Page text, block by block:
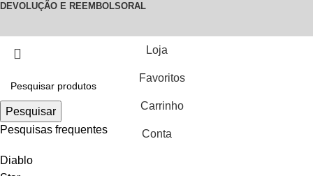
DEVOLUÇÃO E REEMBOLSORAL
Pesquisar
Pesquisas frequentes
Diablo
Loja
Favoritos
Carrinho
Conta